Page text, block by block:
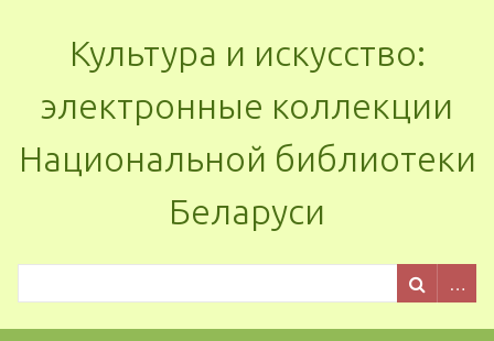
Культура и искусство:
электронные коллекции
Национальной библиотеки
Беларуси